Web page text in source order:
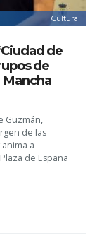
Cultura
de
de
Mancha
Guzmán,
de las
a
de España